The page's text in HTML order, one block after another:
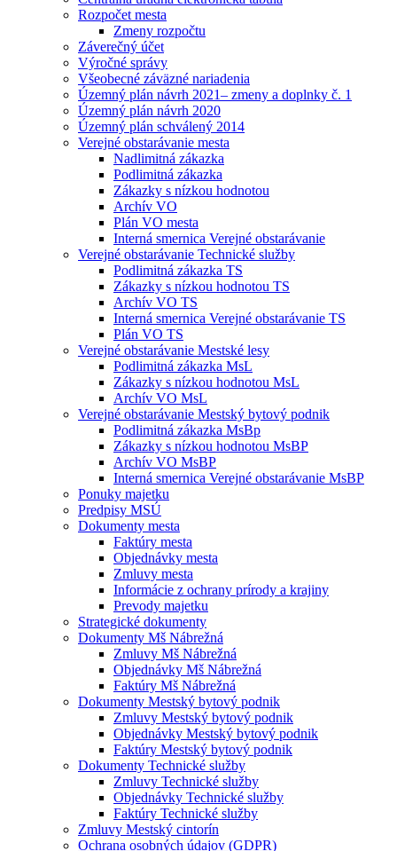
Rozpočet mesta
Zmeny rozpočtu
Záverečný účet
Výročné správy
Všeobecné záväzné nariadenia
Územný plán návrh 2021– zmeny a doplnky č. 1
Územný plán návrh 2020
Územný plán schválený 2014
Verejné obstarávanie mesta
Nadlimitná zákazka
Podlimitná zákazka
Zákazky s nízkou hodnotou
Archív VO
Plán VO mesta
Interná smernica Verejné obstarávanie
Verejné obstarávanie Technické služby
Podlimitná zákazka TS
Zákazky s nízkou hodnotou TS
Archív VO TS
Interná smernica Verejné obstarávanie TS
Plán VO TS
Verejné obstarávanie Mestské lesy
Podlimitná zákazka MsL
Zákazky s nízkou hodnotou MsL
Archív VO MsL
Verejné obstarávanie Mestský bytový podnik
Podlimitná zákazka MsBp
Zákazky s nízkou hodnotou MsBP
Archív VO MsBP
Interná smernica Verejné obstarávanie MsBP
Ponuky majetku
Predpisy MSÚ
Dokumenty mesta
Faktúry mesta
Objednávky mesta
Zmluvy mesta
Informácie z ochrany prírody a krajiny
Prevody majetku
Strategické dokumenty
Dokumenty Mš Nábrežná
Zmluvy Mš Nábrežná
Objednávky Mš Nábrežná
Faktúry Mš Nábrežná
Dokumenty Mestský bytový podnik
Zmluvy Mestský bytový podnik
Objednávky Mestský bytový podnik
Faktúry Mestský bytový podnik
Dokumenty Technické služby
Zmluvy Technické služby
Objednávky Technické služby
Faktúry Technické služby
Zmluvy Mestský cintorín
Ochrana osobných údajov (GDPR)